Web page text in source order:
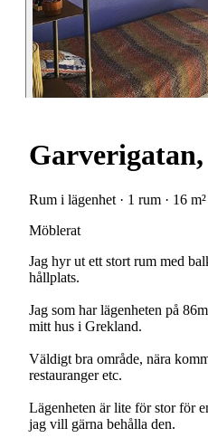
Rum i lägenhet · 1 rum · 16 m²
Möblerat
Jag hyr ut ett stort rum med
hållplats.
Jag som har lägenheten på
mitt hus i Grekland.
Väldigt bra område, nära
restauranger etc.
Lägenheten är lite för stor för
jag vill gärna behålla den.